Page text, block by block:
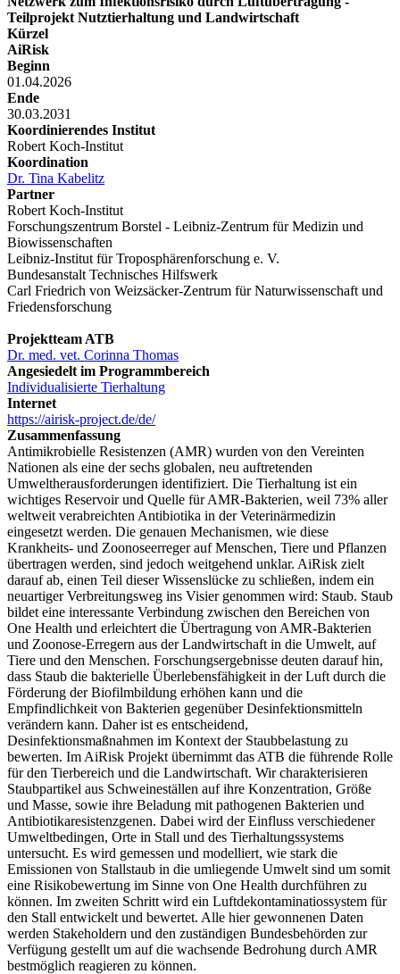
Teilprojekt Nutztierhaltung und Landwirtschaft
Kürzel
AiRisk
Beginn
01.04.2026
Ende
30.03.2031
Koordinierendes Institut
Robert Koch-Institut
Koordination
Dr. Tina Kabelitz
Partner
Robert Koch-Institut
Forschungszentrum Borstel - Leibniz-Zentrum für Medizin und
Biowissenschaften
Leibniz-Institut für Troposphärenforschung e. V.
Bundesanstalt Technisches Hilfswerk
Carl Friedrich von Weizsäcker-Zentrum für Naturwissenschaft und
Friedensforschung
Projektteam ATB
Dr. med. vet. Corinna Thomas
Angesiedelt im Programmbereich
Individualisierte Tierhaltung
Internet
https://airisk-project.de/de/
Zusammenfassung
Antimikrobielle Resistenzen (AMR) wurden von den Vereinten
Nationen als eine der sechs globalen, neu auftretenden
Umweltherausforderungen identifiziert. Die Tierhaltung ist ein
wichtiges Reservoir und Quelle für AMR-Bakterien, weil 73% aller
weltweit verabreichten Antibiotika in der Veterinärmedizin
eingesetzt werden. Die genauen Mechanismen, wie diese
Krankheits- und Zoonoseerreger auf Menschen, Tiere und Pflanzen
übertragen werden, sind jedoch weitgehend unklar. AiRisk zielt
darauf ab, einen Teil dieser Wissenslücke zu schließen, indem ein
neuartiger Verbreitungsweg ins Visier genommen wird: Staub. Staub
bildet eine interessante Verbindung zwischen den Bereichen von
One Health und erleichtert die Übertragung von AMR-Bakterien
und Zoonose-Erregern aus der Landwirtschaft in die Umwelt, auf
Tiere und den Menschen. Forschungsergebnisse deuten darauf hin,
dass Staub die bakterielle Überlebensfähigkeit in der Luft durch die
Förderung der Biofilmbildung erhöhen kann und die
Empfindlichkeit von Bakterien gegenüber Desinfektionsmitteln
verändern kann. Daher ist es entscheidend,
Desinfektionsmaßnahmen im Kontext der Staubbelastung zu
bewerten. Im AiRisk Projekt übernimmt das ATB die führende Rolle
für den Tierbereich und die Landwirtschaft. Wir charakterisieren
Staubpartikel aus Schweineställen auf ihre Konzentration, Größe
und Masse, sowie ihre Beladung mit pathogenen Bakterien und
Antibiotikaresistenzgenen. Dabei wird der Einfluss verschiedener
Umweltbedingen, Orte in Stall und des Tierhaltungssystems
untersucht. Es wird gemessen und modelliert, wie stark die
Emissionen von Stallstaub in die umliegende Umwelt sind um somit
eine Risikobewertung im Sinne von One Health durchführen zu
können. Im zweiten Schritt wird ein Luftdekontaminatiossystem für
den Stall entwickelt und bewertet. Alle hier gewonnenen Daten
werden Stakeholdern und den zuständigen Bundesbehörden zur
Verfügung gestellt um auf die wachsende Bedrohung durch AMR
bestmöglich reagieren zu können.